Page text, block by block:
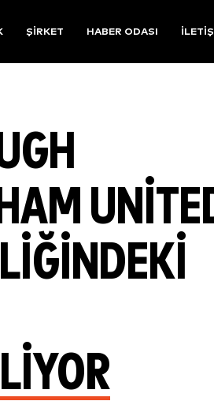
ŞIRKET HABER ODASI